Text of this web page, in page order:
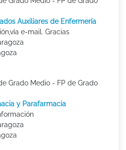
Auxiliares de Enfermería
e-mail. Gracias
Grado Medio - FP de Grado
y Parafarmacia